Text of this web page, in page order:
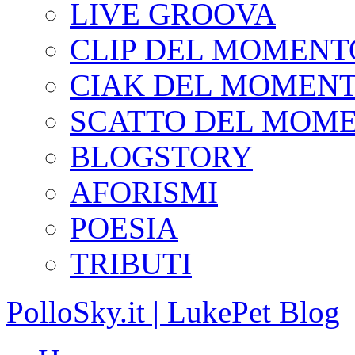
LIVE GROOVA
CLIP DEL
CIAK DEL
SCATTO DEL
BLOGSTORY
AFORISMI
POESIA
TRIBUTI
PolloSky.it | LukePet Blog